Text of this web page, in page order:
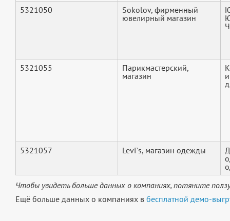
5321050
Sokolov, фирменный
ювелирный магазин
5321055
Парикмастерский,
магазин
5321057 Levi`s, магазин одежды
Чтобы увидеть больше данных о компаниях, потяните
Ещё больше данных о компаниях в бесплатной демо-